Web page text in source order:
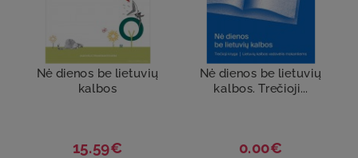
Nė dienos be lietuvių
kalbos
15.59€
Nė dienos be lietuvių
kalbos. Trečioji...
0.00€